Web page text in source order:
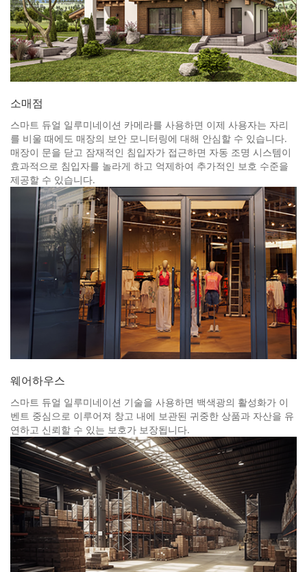
소매점
스마트 듀얼 일루미네이션 카메라를 사용하면 이제 사용자는 자리
를 비울 때에도 매장의 보안 모니터링에 대해 안심할 수 있습니다.
매장이 문을 닫고 잠재적인 침입자가 접근하면 자동 조명 시스템이
효과적으로 침입자를 놀라게 하고 억제하여 추가적인 보호 수준을
제공할 수 있습니다.
웨어하우스
스마트 듀얼 일루미네이션 기술을 사용하면 백색광의 활성화가 이
벤트 중심으로 이루어져 창고 내에 보관된 귀중한 상품과 자산을 유
연하고 신뢰할 수 있는 보호가 보장됩니다.